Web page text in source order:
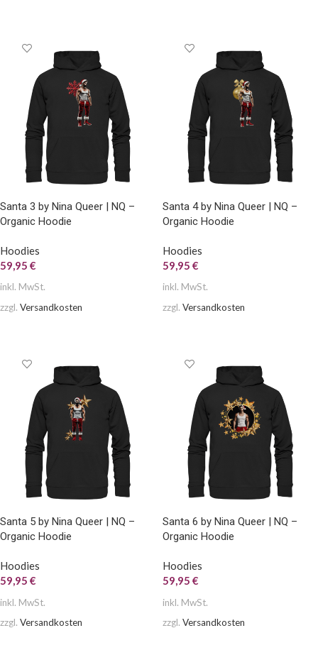
Santa 3 by Nina Queer | NQ –
Organic Hoodie
Hoodies
59,95 €
inkl. MwSt.
zzgl. Versandkosten
Santa 4 by Nina Queer | NQ –
Organic Hoodie
Hoodies
59,95 €
inkl. MwSt.
zzgl. Versandkosten
Santa 5 by Nina Queer | NQ –
Organic Hoodie
Hoodies
59,95 €
inkl. MwSt.
zzgl. Versandkosten
Santa 6 by Nina Queer | NQ –
Organic Hoodie
Hoodies
59,95 €
inkl. MwSt.
zzgl. Versandkosten